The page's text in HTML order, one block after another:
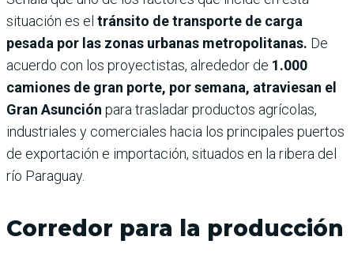
situación es el tránsito de transporte de carga
pesada por las zonas urbanas metropolitanas. De
acuerdo con los proyectistas, alrededor de 1.000
camiones de gran porte, por semana, atraviesan el
Gran Asunción para trasladar productos agrícolas,
industriales y comerciales hacia los principales puertos
de exportación e importación, situados en la ribera del
río Paraguay.
Corredor para la producción